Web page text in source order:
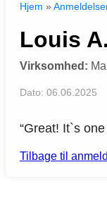
Hjem »
Louis
Virksomhed:
Dato: 06.06.2025
“Great! It`s
Tilbage til